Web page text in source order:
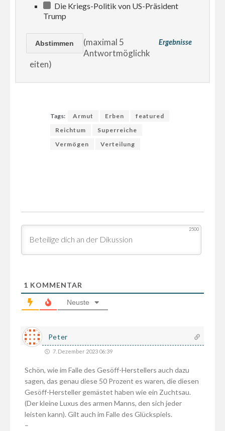
Die Kriegs-Politik von US-Präsident
Trump
Ergebnisse
(maximal 5
Antwortmöglichk
eiten)
Tags: Armut Erben
featured
Reichtum
Superreiche
Vermögen
Verteilung
2500
1 KOMMENTAR
Neuste
Peter
7. Dezember 2023 06:39
Schön, wie im Falle des Gesöff-Herstellers auch dazu
sagen, das genau diese 50 Prozent es waren, die diesen
Gesöff-Hersteller gemästet haben wie ein Zuchtsau.
(Der kleine Luxus des armen Manns, den sich jeder
leisten kann). Gilt auch im Falle des Glückspiels.
–